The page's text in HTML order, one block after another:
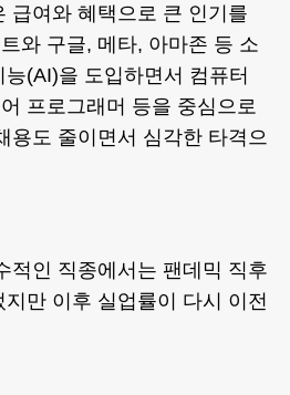
급여와 혜택으로 큰 인기를
와 구글, 메타, 아마존 등 소
(AI)을 도입하면서 컴퓨터
프로그래머 등을 중심으로
용도 줄이면서 심각한 타격으
적인 직종에서는 팬데믹 직후
만 이후 실업률이 다시 이전